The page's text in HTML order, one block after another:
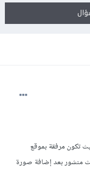
تكون مرفقة بموقع
منشور بعد إضافة صورة